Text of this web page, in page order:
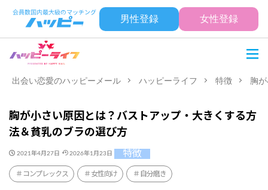
男性登録 女性登録
出会い恋愛のハッピーメール ハッピーライフ 特徴 胸
胸が小さい原因とは？バストアップ・大きくする方
法＆貧乳のブラの選び方
2021年4月27日 2026年1月23日 特徴
コンプレックス 女性向け 自分磨き